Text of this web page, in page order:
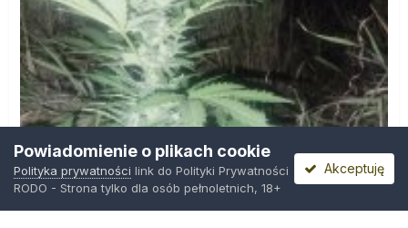
Powiadomienie o plikach cookie
Polityka prywatności link do Polityki Prywatności
RODO - Strona tylko dla osób pełnoletnich, 18+
Akceptuję